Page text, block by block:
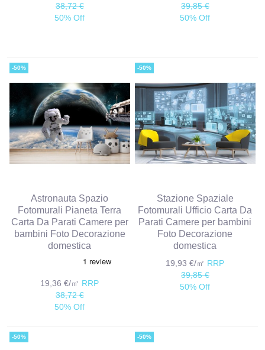
38,72 €
50% Off
39,85 €
50% Off
-50%
Astronauta Spazio
Fotomurali Pianeta Terra
Carta Da Parati Camere per
bambini Foto Decorazione
domestica
19,36 €/㎡ RRP
38,72 €
50% Off
-50%
Stazione Spaziale
Fotomurali Ufficio Carta Da
Parati Camere per bambini
Foto Decorazione
domestica
19,93 €/㎡ RRP
39,85 €
50% Off
-50% -50%